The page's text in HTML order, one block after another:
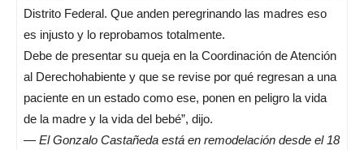
Distrito Federal. Que anden peregrinando las madres eso
es injusto y lo reprobamos totalmente.
Debe de presentar su queja en la Coordinación de Atención
al Derechohabiente y que se revise por qué regresan a una
paciente en un estado como ese, ponen en peligro la vida
de la madre y la vida del bebé”, dijo.
— El Gonzalo Castañeda está en remodelación desde el 18